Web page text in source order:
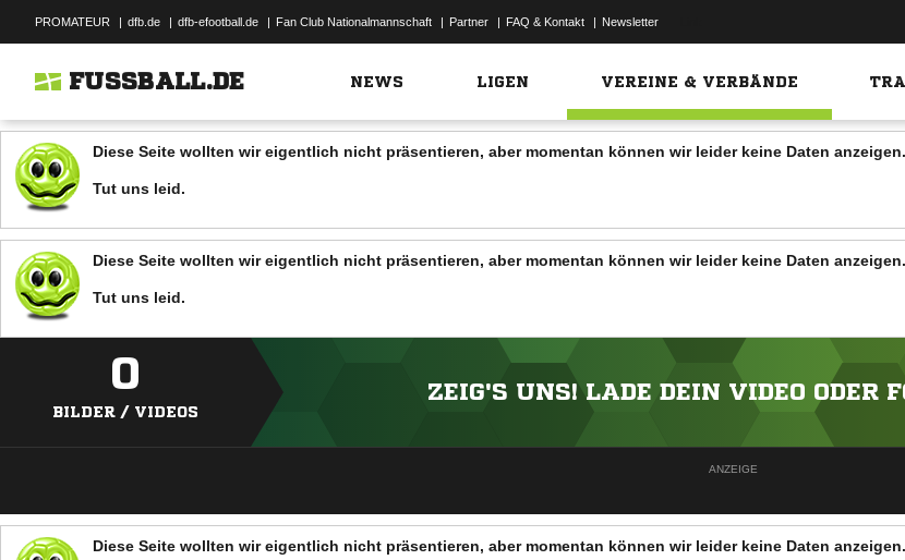
PROMATEUR | dfb.de | dfb-efootball.de | Fan Club Nationalmannschaft | Partner | FAQ & Kontakt | Newsletter
FUSSBALL.DE NEWS LIGEN VEREINE & VERBÄNDE
Diese Seite wollten wir eigentlich nicht präsentieren, aber momentan können wir leider keine Daten anzeigen.
Tut uns leid.
Diese Seite wollten wir eigentlich nicht präsentieren, aber momentan können wir leider keine Daten anzeigen.
Tut uns leid.
0
BILDER / VIDEOS
ZEIG'S UNS! LADE DEIN VIDEO ODER
ANZEIGE
Diese Seite wollten wir eigentlich nicht präsentieren, aber momentan können wir leider keine Daten anzeigen.